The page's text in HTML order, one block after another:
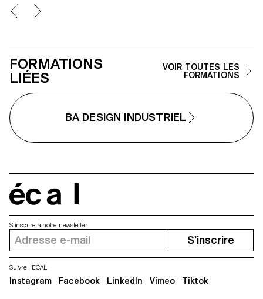
travers l’analyse, l’interprétation et
la traduction de ce contenu écrit,
formes et les usages liés au
thème abordé.
FORMATIONS
LIÉES
VOIR TOUTES LES
FORMATIONS
BA DESIGN INDUSTRIEL
S'inscrire à notre newsletter
S'inscrire
Suivre l'ECAL
Instagram Facebook LinkedIn Vimeo Tiktok